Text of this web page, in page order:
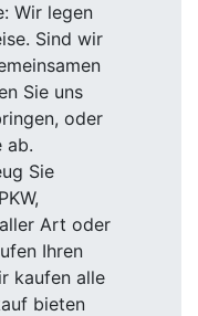
Wir legen
Sind wir
Sie uns
oder
ab.
Sie
Art oder
Ihren
kaufen alle
bieten